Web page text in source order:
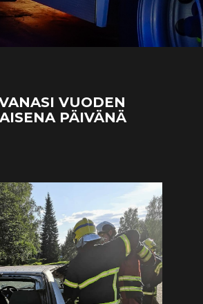
VUODEN
PÄIVÄNÄ